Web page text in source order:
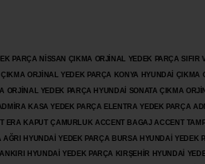
PARÇA NİSSAN ÇIKMA ORJİNAL YEDEK PARÇA SIFIR
ORJİNAL YEDEK PARÇA KONYA HYUNDAİ ÇIKMA
YEDEK PARÇA HYUNDAİ SONATA ÇIKMA
KASA YEDEK PARÇA ELENTRA YEDEK PARÇA
KAPUT ÇAMURLUK ACCENT BAGAJ ACCENT
HYUNDAİ YEDEK PARÇA BURSA HYUNDAİ YEDEK
HYUNDAİ YEDEK PARÇA KIRŞEHİR HYUNDAİ